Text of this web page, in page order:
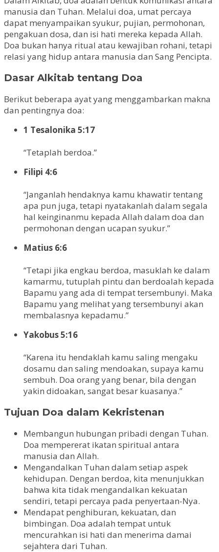
manusia dan Tuhan. Melalui doa, umat percaya
dapat menyampaikan syukur, pujian, permohonan,
pengakuan dosa, dan isi hati mereka kepada Allah.
Doa bukan hanya ritual atau kewajiban rohani, tetapi
relasi yang hidup antara manusia dan Sang Pencipta.
Dasar Alkitab tentang Doa
Berikut beberapa ayat yang menggambarkan makna
dan pentingnya doa:
1 Tesalonika 5:17
“Tetaplah berdoa.”
Filipi 4:6
“Janganlah hendaknya kamu khawatir tentang
apa pun juga, tetapi nyatakanlah dalam segala
hal keinginanmu kepada Allah dalam doa dan
permohonan dengan ucapan syukur.”
Matius 6:6
“Tetapi jika engkau berdoa, masuklah ke dalam
kamarmu, tutuplah pintu dan berdoalah kepada
Bapamu yang ada di tempat tersembunyi. Maka
Bapamu yang melihat yang tersembunyi akan
membalasnya kepadamu.”
Yakobus 5:16
“Karena itu hendaklah kamu saling mengaku
dosamu dan saling mendoakan, supaya kamu
sembuh. Doa orang yang benar, bila dengan
yakin didoakan, sangat besar kuasanya.”
Tujuan Doa dalam Kekristenan
Membangun hubungan pribadi dengan Tuhan.
Doa mempererat ikatan spiritual antara
manusia dan Allah.
Mengandalkan Tuhan dalam setiap aspek
kehidupan. Dengan berdoa, kita menunjukkan
bahwa kita tidak mengandalkan kekuatan
sendiri, tetapi percaya pada penyertaan-Nya.
Mendapat penghiburan, kekuatan, dan
bimbingan. Doa adalah tempat untuk
mencurahkan isi hati dan menerima damai
sejahtera dari Tuhan.